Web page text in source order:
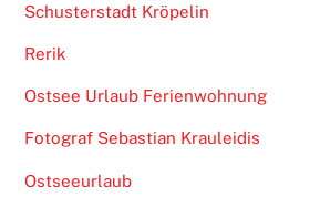
Schusterstadt Kröpelin
Rerik
Ostsee Urlaub Ferienwohnung
Fotograf Sebastian Krauleidis
Ostseeurlaub